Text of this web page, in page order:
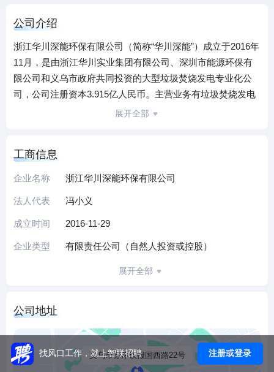
公司介绍
浙江华川深能环保有限公司（简称“华川深能”）成立于2016年
11月，是由浙江华川实业集团有限公司、深圳市能源环保有
限公司和义乌市政府共同投资的大型垃圾焚烧发电专业化公
司，公司注册资本3.915亿人民币。主营业务有垃圾焚烧发电
产业的投资运营、环保项目的设计与咨询服务、环保技术设
目。该项目位于赤岸镇，总投资15.32亿元，是义乌市首个
PPP项目并列入2016年第三批财政部示范项目，也是金华地
内领先”为指导思想，以“技术最优、标准最高、环境最美、配
套最全、厂居关系最和谐、教育意义最好”为建设目标。按
建成集垃圾处理、科普教育、工业旅游于一体的AAA标准企
业。工程建设规模为四台750t/d垃圾焚烧炉，配二台25MW的
GGH）七道工序构成，优于欧盟排放标准，使垃圾处理真正
达到“无害化、减量化、资源化”目的。项目计划于2018年底建
成投产。
展开全部
工商信息
企业名称 浙江华川深能环保有限公司
法人代表 冯小义
成立时间 2016-11-29
企业类型 有限责任公司（自然人投资或控股）
展开全部
公司地址
义乌市赤岸镇报国西路22号
找风口工作，就上智联招聘 注册或登录